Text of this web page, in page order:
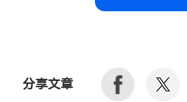
分享文章